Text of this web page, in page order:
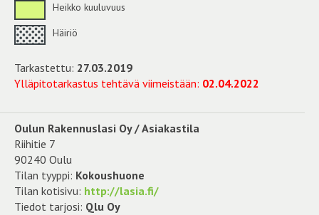
Heikko kuuluvuus
Häiriö
Tarkastettu: 27.03.2019
Ylläpitotarkastus tehtävä viimeistään: 02.04.2022
Oulun Rakennuslasi Oy / Asiakastila
Riihitie 7
90240 Oulu
Tilan tyyppi: Kokoushuone
Tilan kotisivu: http://lasia.fi/
Tiedot tarjosi: Qlu Oy